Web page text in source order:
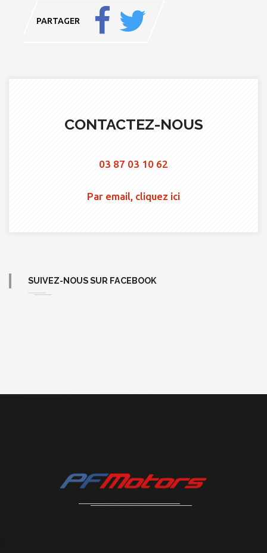
PARTAGER
CONTACTEZ-NOUS
03 87 03 10 62
Par email, cliquez ici
SUIVEZ-NOUS SUR FACEBOOK